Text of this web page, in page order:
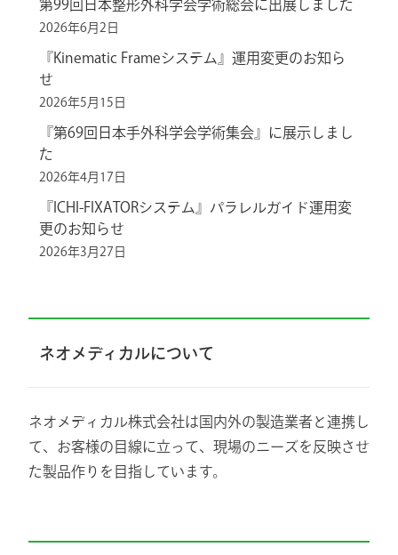
第99回日本整形外科学会学術総会に出展しました
2026年6月2日
『Kinematic Frameシステム』運用変更のお知ら
せ
2026年5月15日
『第69回日本手外科学会学術集会』に展示しまし
た
2026年4月17日
『ICHI-FIXATORシステム』パラレルガイド運用変
更のお知らせ
2026年3月27日
ネオメディカルについて
ネオメディカル株式会社は国内外の製造業者と連携し
て、お客様の目線に立って、現場のニーズを反映させ
た製品作りを目指しています。